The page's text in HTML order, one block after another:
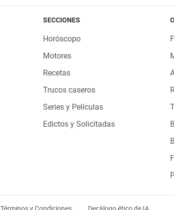
SECCIONES
Horóscopo
Motores
Recetas
Trucos caseros
Series y Películas
Edictos y Solicitadas